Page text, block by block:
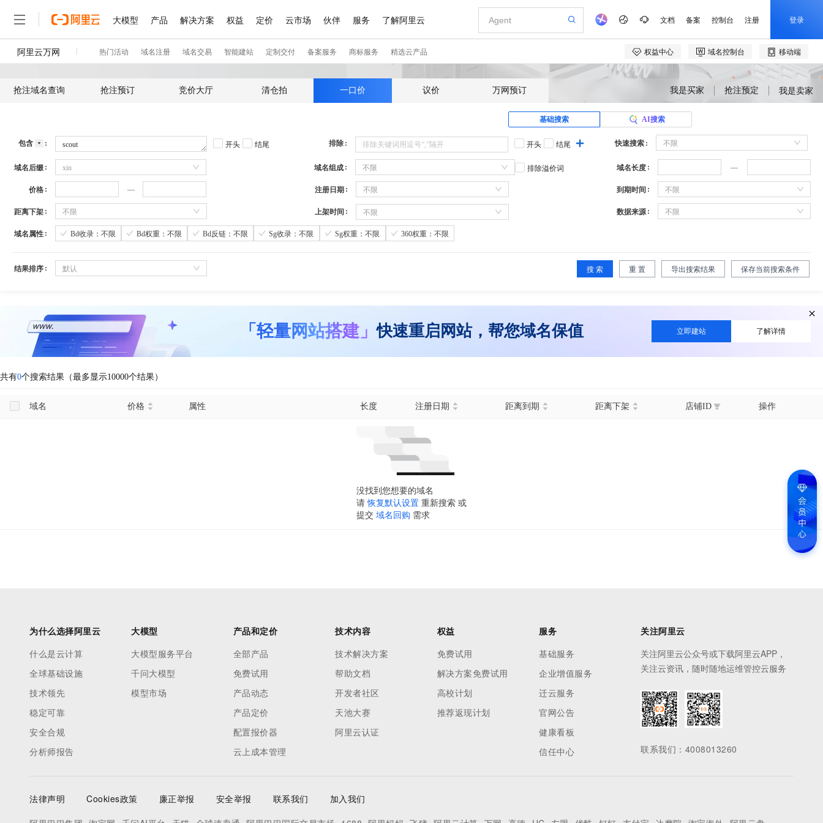
抢注域名查询 抢注预订 竞价大厅 清仓拍 一口价 议价 万网预订 我是买家 抢注预定 我是卖家
基础搜索 AI搜索
包含 开头 结尾 排除 开头 结尾 快速搜索 不限
域名后缀 xin 域名组成 不限 排除溢价词 域名长度
价格 注册日期 不限 到期时间 不限
距离下架 不限 上架时间 不限 数据来源 不限
域名属性 Bd收录：不限 Bd权重：不限 Bd反链：不限 Sg收录：不限 Sg权重：不限 360权重：不限
结果排序 默认 搜 索 重 置 导出搜索结果 保存当前搜索条件
「轻量网站搭建」快速重启网站，帮您域名保值 立即建站 了解详情
共有0个搜索结果（最多显示10000个结果）
域名 价格 属性 长度 注册日期 距离到期 距离下架 店铺ID 操作
没找到您想要的域名
请 恢复默认设置 重新搜索 或
提交 域名回购 需求